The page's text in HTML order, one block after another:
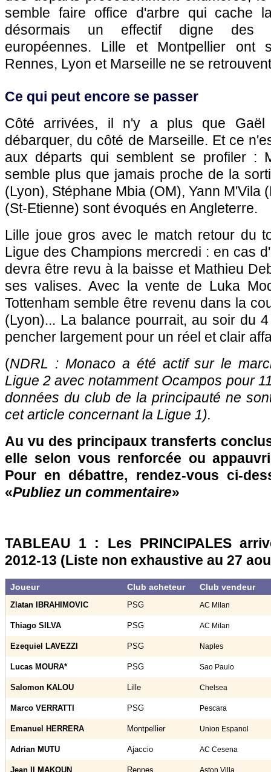
semble faire office d'arbre qui cache
désormais un effectif digne des
européennes. Lille et Montpellier ont
Rennes, Lyon et Marseille ne se
Ce qui peut encore se passer
Côté arrivées, il n'y a plus que Gaël
débarquer, du côté de Marseille. Et ce
aux départs qui semblent se profiler :
semble plus que jamais proche de la
(Lyon), Stéphane Mbia (OM), Yann M'Vila (
(St-Etienne) sont évoqués en Angleterre.
Lille joue gros avec le match retour du
Ligue des Champions mercredi : en cas
devra être revu à la baisse et Mathieu
ses valises. Avec la vente de Luka
Tottenham semble être revenu dans la
(Lyon)... La balance pourrait, au soir du
pencher largement pour un réel et clair
(NDRL : Monaco a été actif sur le
Ligue 2 avec notamment Ocampos pour
données du club de la principauté ne
cet article concernant la Ligue 1).
Au vu des principaux transferts
elle selon vous renforcée ou
Pour en débattre, rendez-vous ci-
«Publiez un commentaire»
TABLEAU 1 : Les PRINCIPALES
2012-13 (Liste non exhaustive au 27
Joueur Club acheteur Club vendeur
Zlatan IBRAHIMOVIC PSG AC Milan
Thiago SILVA PSG AC Milan
Ezequiel LAVEZZI PSG Naples
Lucas MOURA* PSG Sao Paulo
Salomon KALOU Lille Chelsea
Marco VERRATTI PSG Pescara
Emanuel HERRERA Montpellier Union Espanol
Adrian MUTU Ajaccio AC Cesena
Jean II MAKOUN Rennes Aston Villa